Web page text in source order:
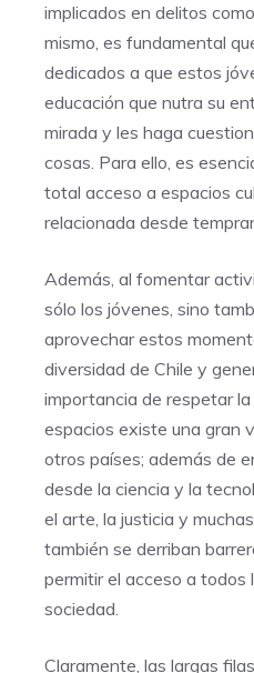
implicados en delitos
mismo, es fundamental
dedicados a que estos
educación que nutra su
mirada y les haga
cosas. Para ello, es
total acceso a espacios
relacionada desde
Además, al fomentar
sólo los jóvenes, sino
aprovechar estos
diversidad de Chile y
importancia de respetar
espacios existe una gran
otros países; además de
desde la ciencia y la
el arte, la justicia y
también se derriban
permitir el acceso a todos
sociedad.
Claramente, las largas